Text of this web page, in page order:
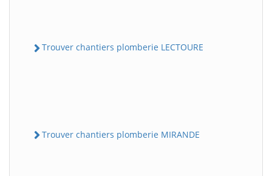
Trouver chantiers plomberie LECTOURE
Trouver chantiers plomberie MIRANDE